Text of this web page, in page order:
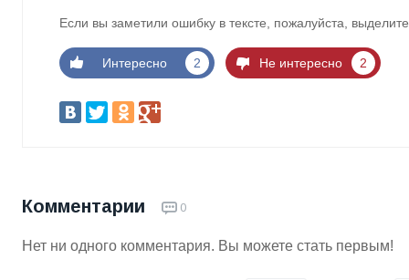
Если вы заметили ошибку в тексте, пожалуйста,
Интересно 2 Не интересно 2
Комментарии 0
Нет ни одного комментария. Вы можете стать первым!